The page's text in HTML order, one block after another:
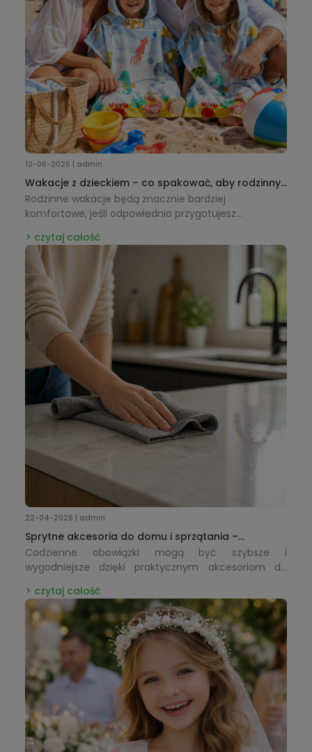
12-06-2026 | admin
Wakacje z dzieckiem – co spakować, aby rodzinny
wyjazd był naprawdę udany?
Rodzinne wakacje będą znacznie bardziej
komfortowe, jeśli odpowiednio przygotujesz
akcesoria na plażę, basen i rodzinne wyjazdy – od
plecaków i ręczników z kapturkiem po torby plażowe i
kapelusze przeciwsłoneczne – warto zabrać, aby
cieszyć się beztroskim wypoczynkiem.
czytaj całość
22-04-2026 | admin
Sprytne akcesoria do domu i sprzątania –
praktyczne rozwiązania, które ułatwiają
codzienność
Codzienne obowiązki mogą być szybsze i
wygodniejsze dzięki praktycznym akcesoriom do
Ściereczki, szczotki i inne funkcjonalne dodatki
ułatwiają utrzymanie porządku, oszczędzając czas i
zwiększając komfort pracy.
czytaj całość